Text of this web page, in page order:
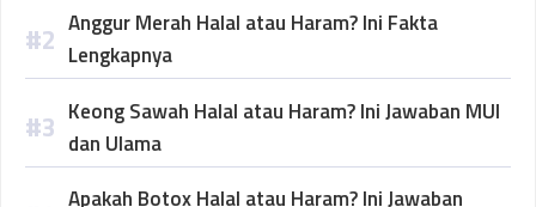
Anggur Merah Halal atau Haram? Ini Fakta
Lengkapnya
Keong Sawah Halal atau Haram? Ini Jawaban MUI
dan Ulama
Apakah Botox Halal atau Haram? Ini Jawaban